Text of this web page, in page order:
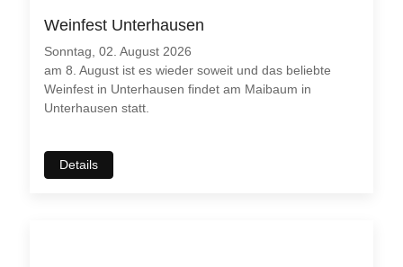
Weinfest Unterhausen
Sonntag, 02. August 2026
am 8. August ist es wieder soweit und das beliebte
Weinfest in Unterhausen findet am Maibaum in
Unterhausen statt.
Details